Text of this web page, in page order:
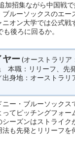
加招集ながら中国戦
ブルーソックスのエー
オン大学では公式戦
後ろに回るか。
ヤー(オーストラリア
本職：リリーフ、先
身地：オーストラリ
ー・ブルーソックス
てピッチングフォー
シーズンはストライク
も先発とリリーフを